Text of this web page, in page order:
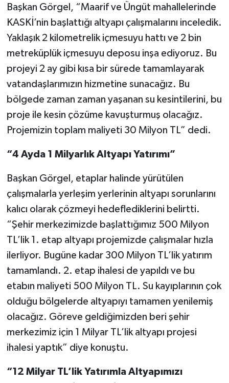
Başkan Görgel, “Maarif ve Üngüt mahallelerinde
KASKİ’nin başlattığı altyapı çalışmalarını inceledik.
Yaklaşık 2 kilometrelik içmesuyu hattı ve 2 bin
metreküplük içmesuyu deposu inşa ediyoruz. Bu
projeyi 2 ay gibi kısa bir sürede tamamlayarak
vatandaşlarımızın hizmetine sunacağız. Bu
bölgede zaman zaman yaşanan su kesintilerini, bu
proje ile kesin çözüme kavuşturmuş olacağız.
Projemizin toplam maliyeti 30 Milyon TL” dedi.
“4 Ayda 1 Milyarlık Altyapı Yatırımı”
Başkan Görgel, etaplar halinde yürütülen
çalışmalarla yerleşim yerlerinin altyapı sorunlarını
kalıcı olarak çözmeyi hedeflediklerini belirtti.
“Şehir merkezimizde başlattığımız 500 Milyon
TL’lik 1. etap altyapı projemizde çalışmalar hızla
ilerliyor. Bugüne kadar 300 Milyon TL’lik yatırım
tamamlandı. 2. etap ihalesi de yapıldı ve bu
etabın maliyeti 500 Milyon TL. Su kayıplarının çok
olduğu bölgelerde altyapıyı tamamen yenilemiş
olacağız. Göreve geldiğimizden beri şehir
merkezimiz için 1 Milyar TL’lik altyapı projesi
ihalesi yaptık” diye konuştu.
“12 Milyar TL’lik Yatırımla Altyapımızı
Yemek
SİVİL TOPLUM
SEÇİM 2014
KİM KİMDİR
ÇEK GÖNDER
KİTAP
HEDEF2020
OTOMOBİL
MİZAH
TARİH
Genel
Politika
BÖLGEDEN